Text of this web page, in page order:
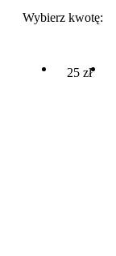
Wybierz kwotę:
25 zł